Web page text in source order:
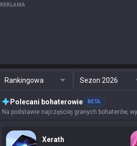
REKLAMA
Rankingowa Sezon 2026
Polecani bohaterowie BETA
Na podstawie najczęściej granych bohaterów,
Xerath